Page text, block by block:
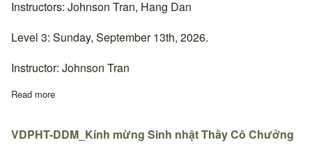
Instructors: Johnson Tran, Hang Dan
Level 3: Sunday, September 13th, 2026.
Instructor: Johnson Tran
Read more
VDPHT-DDM_Kính mừng Sinh nhật Thầy Cô Chưởng